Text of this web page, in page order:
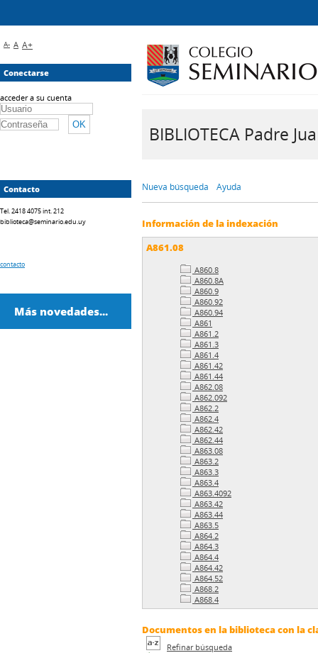
BIBLIOTECA Padre
Nueva búsqueda Ayuda
Información de la indexación
A861.08
A860.8
A860.8A
A860.9
A860.92
A860.94
A861
A861.2
A861.3
A861.4
A861.42
A861.44
A862.08
A862.092
A862.2
A862.4
A862.42
A862.44
A863.08
A863.2
A863.3
A863.4
A863.4092
A863.42
A863.44
A863.5
A864.2
A864.3
A864.4
A864.42
A864.52
A868.2
A868.4
Documentos en la biblioteca con la
Refinar búsqueda
A- A A+
Conectarse
acceder a su cuenta
Contacto
Tel. 2418 4075 int. 212
biblioteca@seminario.edu.uy
contacto
Más novedades...